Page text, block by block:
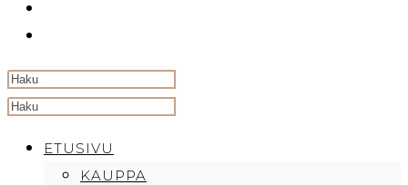
Search
websiteETUSIVU
KAUPPA